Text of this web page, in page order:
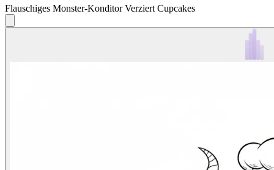
Flauschiges Monster-Konditor Verziert Cupcakes